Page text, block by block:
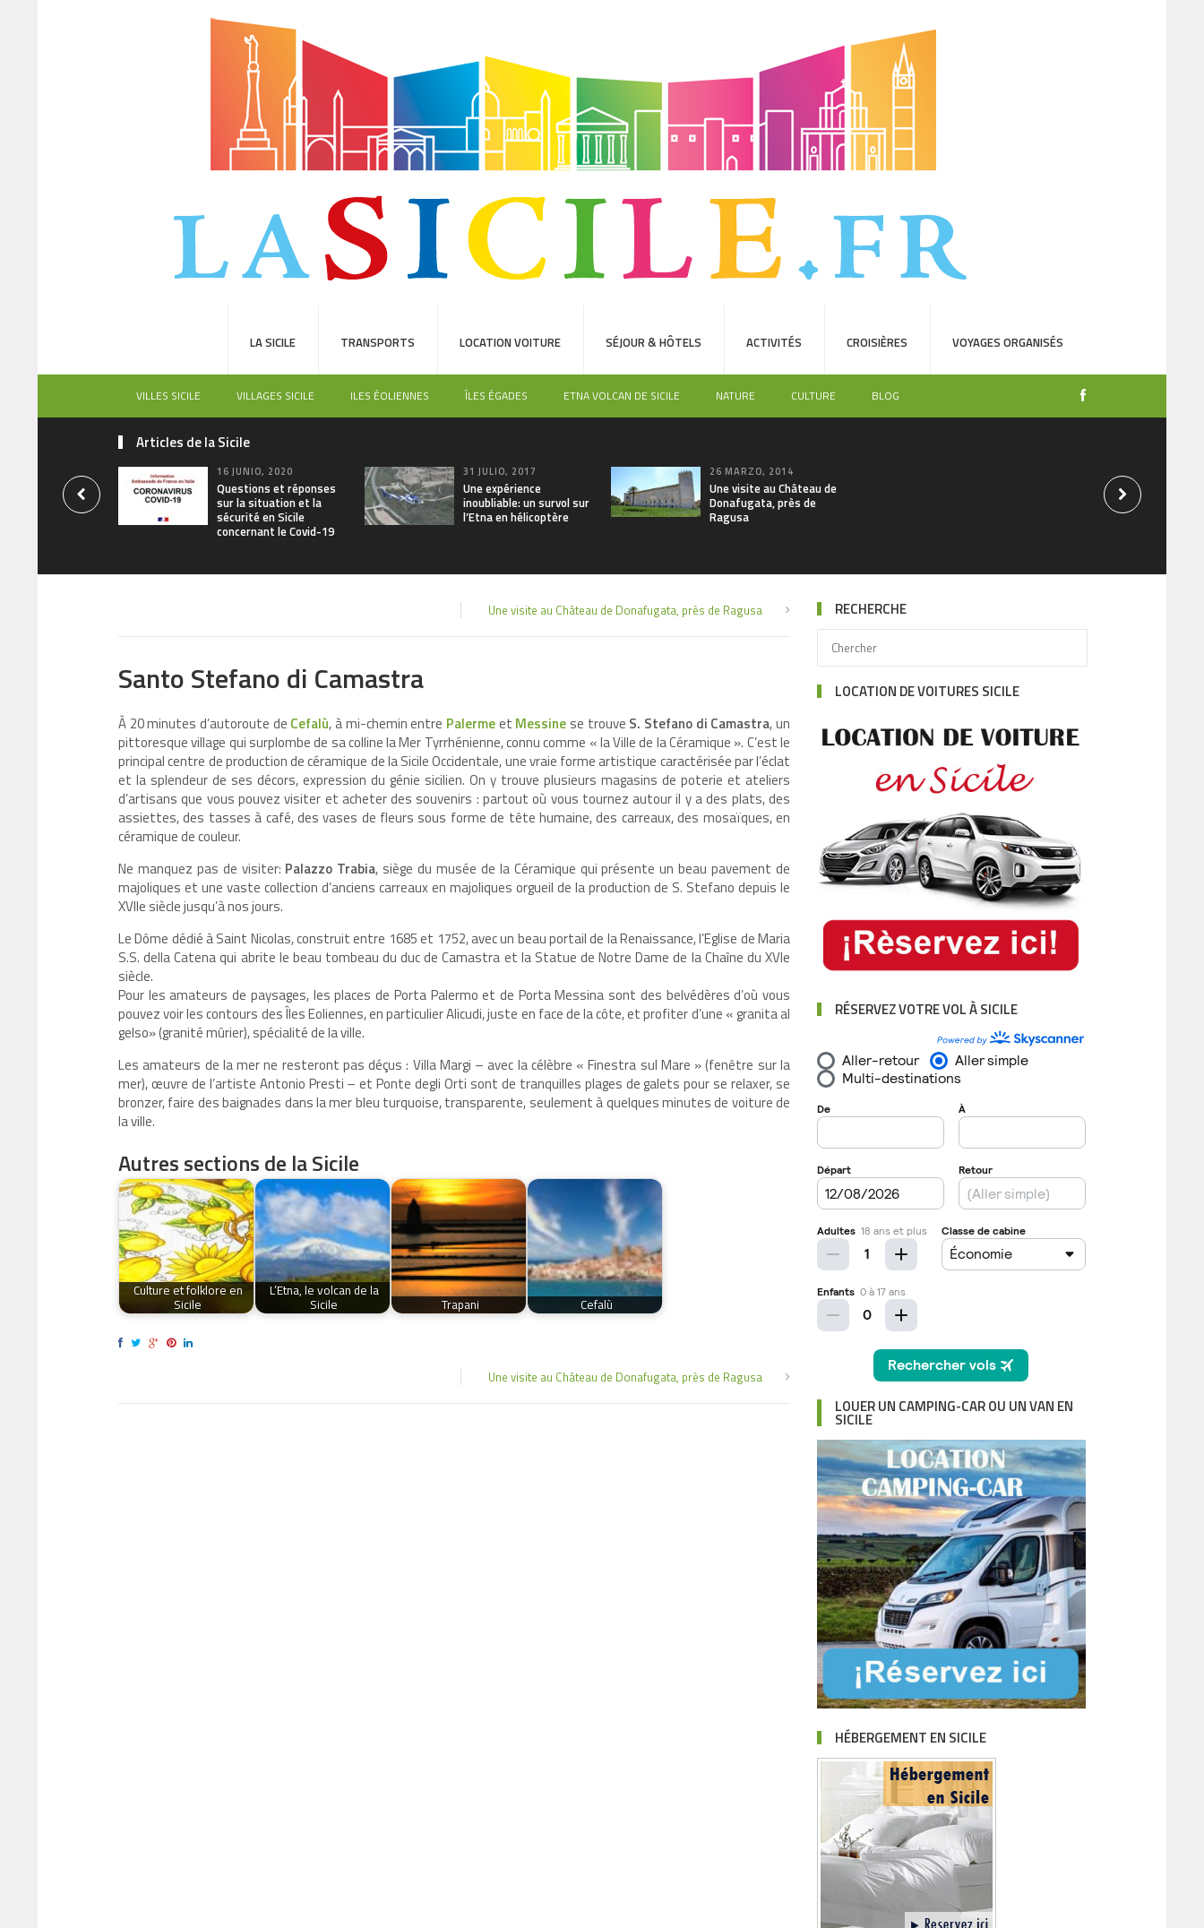
LA SICILE TRANSPORTS LOCATION VOITURE SÉJOUR & HÔTELS ACTIVITÉS CROISIÈRES VOYAGES ORGANISÉS
VILLES SICILE VILLAGES SICILE ILES ÉOLIENNES ÎLES ÉGADES ETNA VOLCAN DE SICILE NATURE CULTURE BLOG
Articles de la Sicile
16 JUNIO, 2020
Questions et réponses
sur la situation et la
sécurité en Sicile
concernant le Covid-19
31 JULIO, 2017
Une expérience
inoubliable: un survol sur
l’Etna en hélicoptère
26 MARZO, 2014
Une visite au Château de
Donafugata, près de
Ragusa
Une visite au Château de Donafugata, près de Ragusa
Santo Stefano di Camastra
À 20 minutes d’autoroute de Cefalù, à mi-chemin entre Palermeet Messine se trouve S. Stefano di Camastra, un
pittoresque village qui surplombe de sa colline la Mer Tyrrhénienne, connu comme « la Ville de la Céramique ». C’est le
principal centre de production de céramique de la Sicile Occidentale, une vraie forme artistique caractérisée par l’éclat
et la splendeur de ses décors, expression du génie sicilien. On y trouve plusieurs magasins de poterie et ateliers
d’artisans que vous pouvez visiter et acheter des souvenirs : partout où vous tournez autour il y a des plats, des
assiettes, des tasses à café, des vases de fleurs sous forme de tête humaine, des carreaux, des mosaïques, en
céramique de couleur.
Ne manquez pas de visiter: Palazzo Trabia, siège du musée de la Céramique qui présente un beau pavement de
majoliques et une vaste collection d’anciens carreaux en majoliques orgueil de la production de S. Stefano depuis le
XVIIe siècle jusqu’à nos jours.
Le Dôme dédié à Saint Nicolas, construit entre 1685 et 1752, avec un beau portail de la Renaissance, l’Eglise de Maria
S.S. della Catena qui abrite le beau tombeau du duc de Camastra et la Statue de Notre Dame de la Chaîne du XVIe
siècle.
Pour les amateurs de paysages, les places de Porta Palermo et de Porta Messina sont des belvédères d’où vous
pouvez voir les contours des Îles Eoliennes, en particulier Alicudi, juste en face de la côte, et profiter d’une « granita al
gelso» (granité mûrier), spécialité de la ville.
Les amateurs de la mer ne resteront pas déçus : Villa Margi – avec la célèbre « Finestra sul Mare » (fenêtre sur la
mer), œuvre de l’artiste Antonio Presti – et Ponte degli Orti sont de tranquilles plages de galets pour se relaxer, se
bronzer, faire des baignades dans la mer bleu turquoise, transparente, seulement à quelques minutes de voiture de
la ville.
Autres sections de la Sicile
Culture et folklore en
Sicile
L’Etna, le volcan de la
Sicile
Trapani Cefalù
Une visite au Château de Donafugata, près de Ragusa
RECHERCHE
LOCATION DE VOITURES SICILE
RÉSERVEZ VOTRE VOL À SICILE
LOUER UN CAMPING-CAR OU UN VAN EN
SICILE
HÉBERGEMENT EN SICILE